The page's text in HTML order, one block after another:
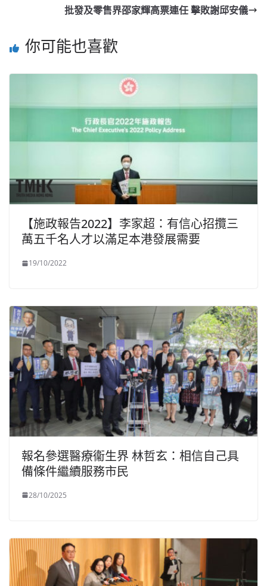
批發及零售界邵家輝高票連任 擊敗謝邱安儀
你可能也喜歡
【施政報告2022】李家超：有信心招攬三
萬五千名人才以滿足本港發展需要
19/10/2022
報名參選醫療衞生界 林哲玄：相信自己具
備條件繼續服務市民
28/10/2025